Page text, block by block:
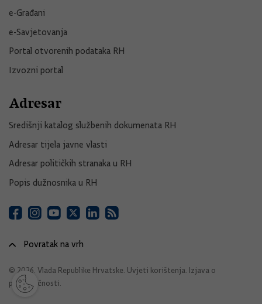
e-Građani
e-Savjetovanja
Portal otvorenih podataka RH
Izvozni portal
Adresar
Središnji katalog službenih dokumenata RH
Adresar tijela javne vlasti
Adresar političkih stranaka u RH
Popis dužnosnika u RH
Povratak na vrh
© 2026. Vlada Republike Hrvatske. Uvjeti korištenja Izjava o
pristupačnosti